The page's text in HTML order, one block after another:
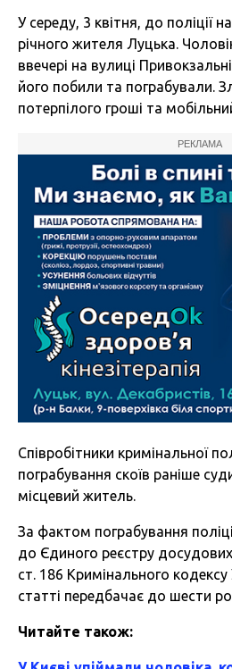
У середу, 3 квітня, до поліції
річного жителя Луцька.
ввечері на вулиці
його побили та пограбували.
потерпілого гроші та
РЕКЛАМА
Співробітники кримінальної
пограбування скоїв раніше
місцевий житель.
За фактом пограбування
до Єдиного реєстру
ст. 186 Кримінального кодексу
статті передбачає до шести
Читайте також: